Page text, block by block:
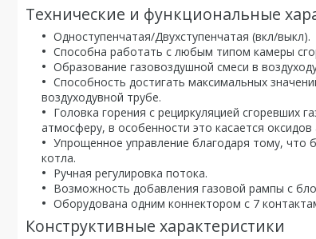
Технические и функциональные
Одноступенчатая/Двухступенчатая (вкл/выкл).
Способна работать с любым типом камеры
Образование газовоздушной смеси в
Способность достигать максимальных
воздуходувной трубе.
Головка горения с рециркуляцией сгоревших
атмосферу, в особенности это касается
Упрощенное управление благодаря тому,
котла.
Ручная регулировка потока.
Возможность добавления газовой рампы с
Оборудована одним коннектором с 7
Конструктивные характеристики